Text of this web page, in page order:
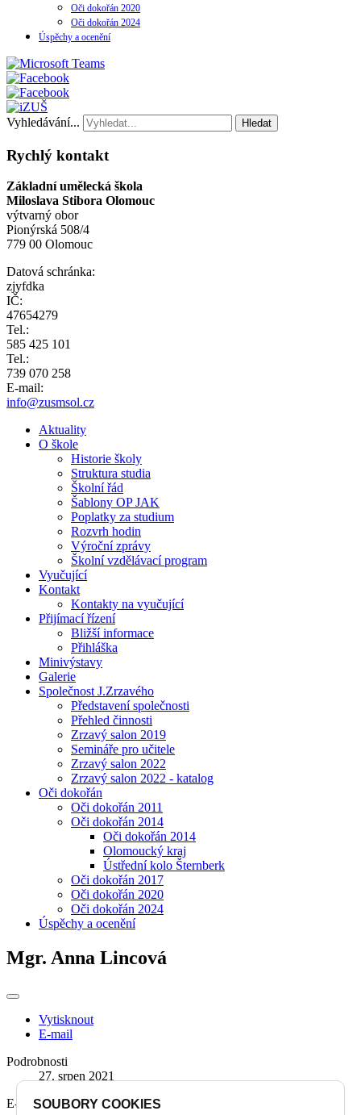
Oči dokořán 2020
Oči dokořán 2024
Úspěchy a ocenění
Vyhledávání... Hledat
Rychlý kontakt
Základní umělecká škola
Miloslava Stibora Olomouc
výtvarný obor
Pionýrská 508/4
779 00 Olomouc
Datová schránka:
zjyfdka
IČ:
47654279
Tel.:
585 425 101
Tel.:
739 070 258
E-mail:
info@zusmsol.cz
Aktuality
O škole
Historie školy
Struktura studia
Školní řád
Šablony OP JAK
Poplatky za studium
Rozvrh hodin
Výroční zprávy
Školní vzdělávací program
Vyučující
Kontakt
Kontakty na vyučující
Přijímací řízení
Bližší informace
Přihláška
Minivýstavy
Galerie
Společnost J.Zrzavého
Představení společnosti
Přehled činnosti
Zrzavý salon 2019
Semináře pro učitele
Zrzavý salon 2022
Zrzavý salon 2022 - katalog
Oči dokořán
Oči dokořán 2011
Oči dokořán 2014
Oči dokořán 2014
Olomoucký kraj
Ústřední kolo Šternberk
Oči dokořán 2017
Oči dokořán 2020
Oči dokořán 2024
Úspěchy a ocenění
Mgr. Anna Lincová
Vytisknout
E-mail
Podrobnosti
27. srpen 2021
E-mail:a.lincova@zusmsol.cz
SOUBORY COOKIES